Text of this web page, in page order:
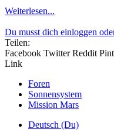
Weiterlesen...
Du musst dich einloggen
Teilen:
Facebook Twitter Reddit
Link
Foren
Sonnensystem
Mission Mars
Deutsch (Du)